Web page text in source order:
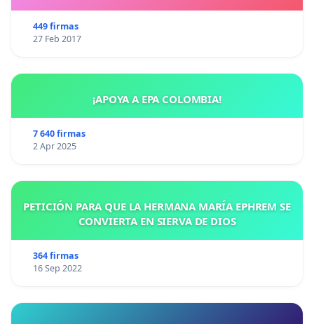
449 firmas
27 Feb 2017
¡APOYA A EPA COLOMBIA!
7 640 firmas
2 Apr 2025
PETICIÓN PARA QUE LA HERMANA MARÍA EPHREM SE
CONVIERTA EN SIERVA DE DIOS
364 firmas
16 Sep 2022